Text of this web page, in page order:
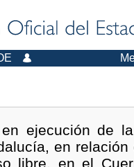
ejecución de
en relación
libre, en el